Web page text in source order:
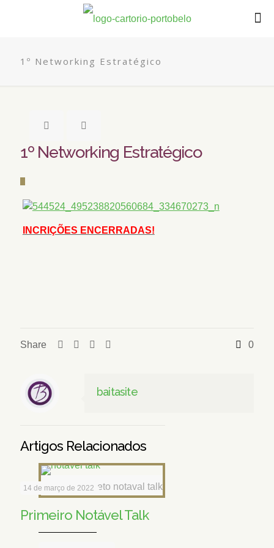
1º Networking Estratégico
1º Networking Estratégico
INCRIÇÕES ENCERRADAS!
Share 0
baitasite
Artigos Relacionados
Capa do projeto notaval talk
14 de março de 2022
Primeiro Notável Talk